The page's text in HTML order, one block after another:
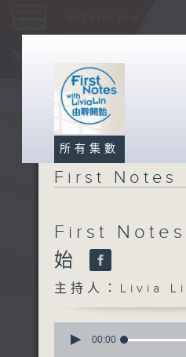
一手掌握 RTHK 電台、電視節目
所有集數
First Notes
First Notes
始
主持人：Livia
seconds
00:00